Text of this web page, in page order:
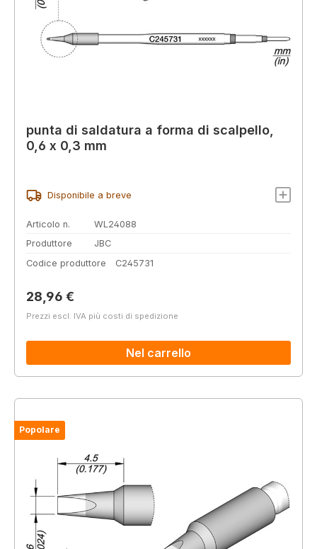
punta di saldatura a forma di scalpello,
0,6 x 0,3 mm
Disponibile a breve
Articolo n.
WL24088
Produttore
JBC
Codice produttore
C245731
Prezzo normale:
28,96 €
Prezzi escl. IVA più costi di spedizione
Nel carrello
Popolare